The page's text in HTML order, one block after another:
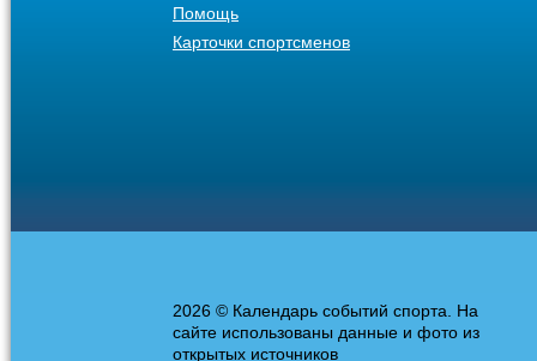
Помощь
Карточки спортсменов
2026 © Календарь событий спорта. На
сайте использованы данные и фото из
открытых источников